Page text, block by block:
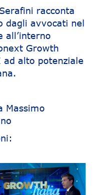
racconta
dagli avvocati nel
all’interno
Growth
ad alto potenziale
Massimo